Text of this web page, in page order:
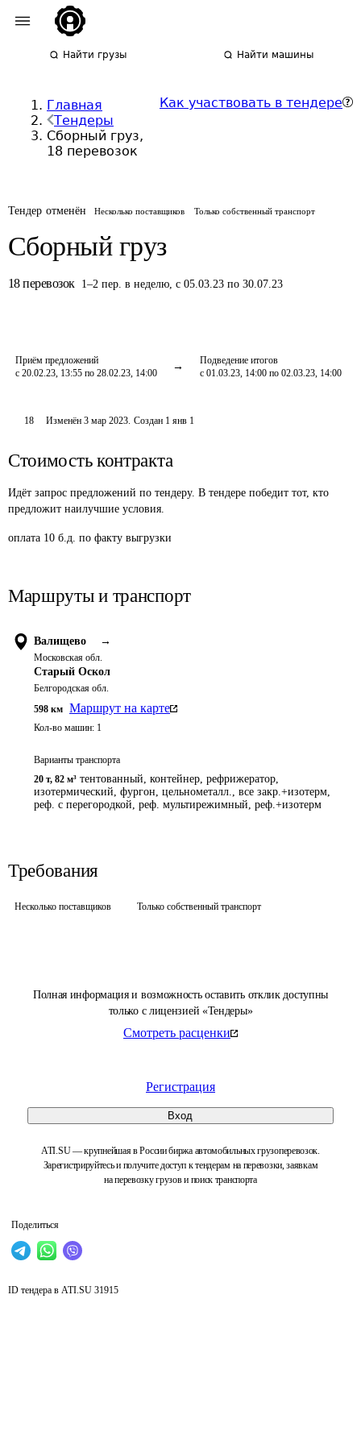
Найти грузы Найти машины
Главная
Тендеры
Сборный груз,
18 перевозок
Как участвовать в тендере
Тендер отменён Несколько поставщиков Только собственный транспорт
Сборный груз
18 перевозок 1–2 пер. в неделю, с 05.03.23 по 30.07.23
Приём предложений
с 20.02.23, 13:55 по 28.02.23, 14:00
Подведение итогов
с 01.03.23, 14:00 по 02.03.23, 14:00
Полная информация и возможность оставить отклик доступны
только с лицензией «Тендеры»
Смотреть расценки
Регистрация
Вход
ATI.SU — крупнейшая в России биржа автомобильных грузоперевозок.
Зарегистрируйтесь и получите доступ к тендерам на перевозки, заявкам
на перевозку грузов и поиск транспорта
Поделиться
18 Изменён3 мар 2023. Создан 1 янв 1
Стоимость контракта
Идёт запрос предложений по тендеру. В тендере победит тот, кто
предложит наилучшие условия.
оплата 10 б.д. по факту выгрузки
Маршруты и транспорт
Валищево →
Московская обл.
Старый Оскол
Белгородская обл.
598 км Маршрут на карте
Кол-во машин: 1
Варианты транспорта
20 т, 82 м³ тентованный, контейнер, рефрижератор,
изотермический, фургон, цельнометалл., все закр.+изотерм,
реф. с перегородкой, реф. мультирежимный, реф.+изотерм
Требования
Несколько поставщиков Только собственный транспорт
ID тендера в ATI.SU 31915